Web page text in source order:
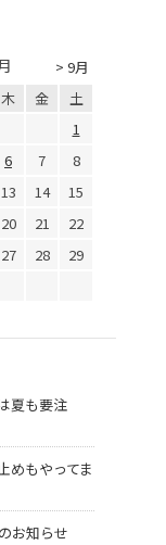
> 9月
木 金
土
1
6 7
8
13 14
15
20 21
22
27 28
29
夏も要注
もやってま
お知らせ